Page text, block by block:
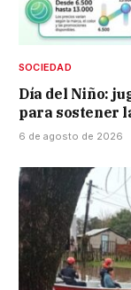
SOCIEDAD
Día del Niño:
para sostener
6 de agosto de 2026